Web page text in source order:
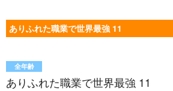
ありふれた職業で世界最強 11
全年齢
ありふれた職業で世界最強 11